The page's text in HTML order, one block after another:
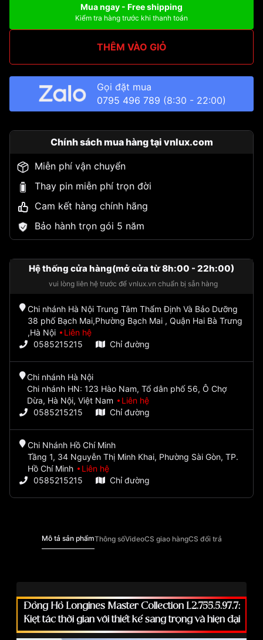
Mua ngay - Free shipping
Kiểm tra hàng trước khi thanh toán
THÊM VÀO GIỎ
Gọi đặt mua
0795 496 789 (8:30 - 22:00)
Chính sách mua hàng tại vnlux.com
Miễn phí vận chuyển
Thay pin miễn phí trọn đời
Cam kết hàng chính hãng
Bảo hành trọn gói 5 năm
Hệ thống cửa hàng(mở cửa từ 8h:00 - 22h:00)
vui lòng liên hệ trước để vnlux.vn chuẩn bị sẵn hàng
Chi nhánh Hà Nội Trung Tâm Thẩm Định Và Bảo Dưỡng
38 phố Bạch Mai,Phường Bạch Mai , Quận Hai Bà Trưng
,Hà Nội
Liên hệ
0585215215
Chỉ đường
Chi nhánh Hà Nội
Chi nhánh HN: 123 Hào Nam, Tổ dân phố 56, Ô Chợ
Dừa, Hà Nội, Việt Nam
Liên hệ
0585215215
Chỉ đường
Chi Nhánh Hồ Chí Minh
Tầng 1, 34 Nguyễn Thị Minh Khai, Phường Sài Gòn, TP.
Hồ Chí Minh
Liên hệ
0585215215
Chỉ đường
Mô tả sản phẩmThông sốVideoCS giao hàngCS đổi trả
Đồng Hồ Longines Master Collection L2.755.5.97.7:
Kiệt tác thời gian với thiết kế sang trọng và hiện đại